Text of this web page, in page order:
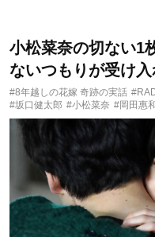
小松菜奈の切ない1
ないつもりが受け入
#8年越しの花嫁 奇跡の実話
#坂口健太郎 #小松菜奈 #岡田惠